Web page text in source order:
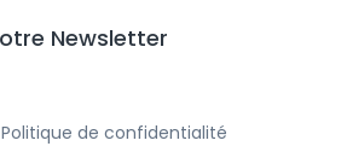
Newsletter
Politique de confidentialité